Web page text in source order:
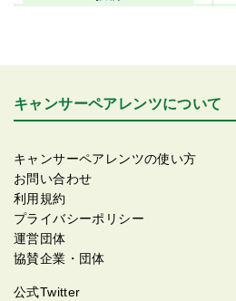
キャンサーペアレンツについて
キャンサーペアレンツの使い方
お問い合わせ
利用規約
プライバシーポリシー
運営団体
協賛企業・団体
公式Twitter